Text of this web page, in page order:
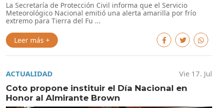
La Secretaría de Protección Civil informa que el Servicio
Meteorológico Nacional emitió una alerta amarilla por frío
extremo para Tierra del Fu ...
Leer más +
ACTUALIDAD
Vie 17. Jul
Coto propone instituir el Día Nacional en
Honor al Almirante Brown